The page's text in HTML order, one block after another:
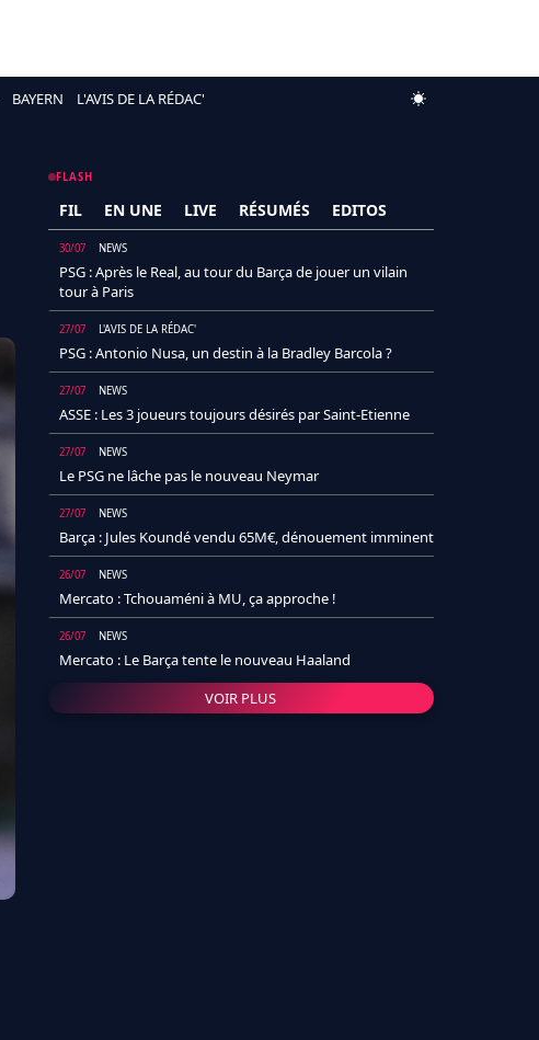
BAYERN L'AVIS DE LA RÉDAC'
FLASH
FIL EN UNE LIVE RÉSUMÉS EDITOS
30/07 NEWS
PSG : Après le Real, au tour du Barça de jouer un vilain
tour à Paris
27/07 L'AVIS DE LA RÉDAC'
PSG : Antonio Nusa, un destin à la Bradley Barcola ?
27/07 NEWS
ASSE : Les 3 joueurs toujours désirés par Saint-Etienne
27/07 NEWS
Le PSG ne lâche pas le nouveau Neymar
27/07 NEWS
Barça : Jules Koundé vendu 65M€, dénouement imminent
26/07 NEWS
Mercato : Tchouaméni à MU, ça approche !
26/07 NEWS
Mercato : Le Barça tente le nouveau Haaland
VOIR PLUS